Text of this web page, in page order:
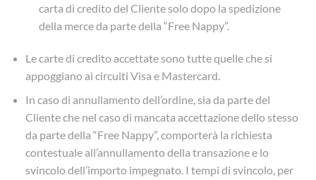
carta di credito del Cliente solo dopo la spedizione
della merce da parte della “Free Nappy”.
Le carte di credito accettate sono tutte quelle che si
appoggiano ai circuiti Visa e Mastercard.
In caso di annullamento dell’ordine, sia da parte del
Cliente che nel caso di mancata accettazione dello stesso
da parte della “Free Nappy”, comporterà la richiesta
contestuale all’annullamento della transazione e lo
svincolo dell’importo impegnato. I tempi di svincolo, per